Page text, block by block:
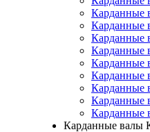
Карданные
Карданные
Карданные
Карданные